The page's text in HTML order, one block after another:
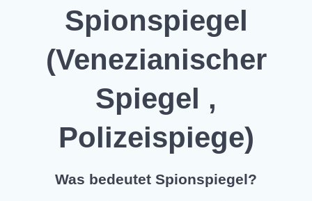
Spionspiegel
(Venezianischer
Spiegel ,
Polizeispiege)
Was bedeutet Spionspiegel?